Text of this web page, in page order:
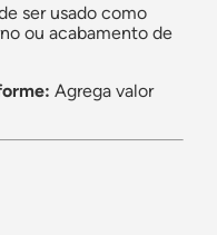
ser usado como
ou acabamento de
Agrega valor